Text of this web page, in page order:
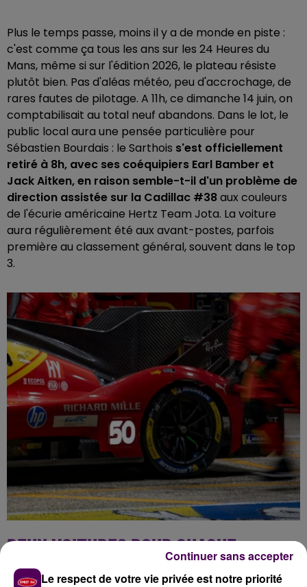
Plus le temps passe, moins il y a de monde en piste :
c'est comme ça tous les ans sur les 24 Heures du
Mans, même si sur l'édition 2026, le plateau résiste
plutôt bien. Pas d'aléas météo, peu d'accrochage, de
rares fautes de pilotage. A 11h, ce dimanche 14 juin, on
comptabilisait au total neuf abandons. Dans le lot, le
public local aura une pensée particulière pour
Sébastien Bourdais : le Sarthois s'est officiellement
retiré à 8h, avec ses coéquipiers Earl Bamber et
Jack Aitken, en raison semble-t-il d'un problème de
direction assistée sur la Cadillac #38aux couleurs
de l'écurie américaine Hertz Team Jota. La voiture
aura régulièrement été aux avant-postes, parfois
première au classement général, souvent dans le top
3.
DEUX VOITURES POUR CHAQUE
MARQUE EN"HYPERCAR"
Le respect de votre vie privée est notre priorité
Continuer sans accepter